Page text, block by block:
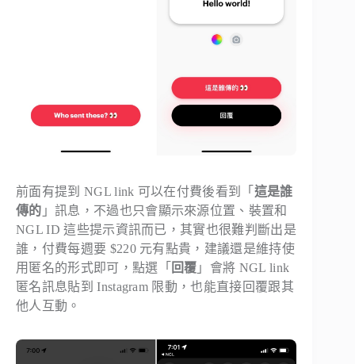
前面有提到 NGL link 可以在付費後看到「 這是誰
傳的 」訊息，不過也只會顯示來源位置、裝置和
NGL ID 這些提示資訊而已，其實也很難判斷出是
誰，付費每週要 $220 元有點貴，建議還是維持使
用匿名的形式即可，點選「 回覆 」會將 NGL link
匿名訊息貼到 Instagram 限動，也能直接回覆跟其
他人互動。